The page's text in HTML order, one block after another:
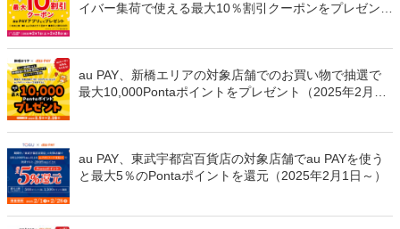
イバー集荷で使える最大10％割引クーポンをプレゼント
au PAY、新橋エリアの対象店舗でのお買い物で抽選で
最大10,000Pontaポイントをプレゼント（2025年2月5
au PAY、東武宇都宮百貨店の対象店舗でau PAYを使う
と最大5％のPontaポイントを還元（2025年2月1日～）